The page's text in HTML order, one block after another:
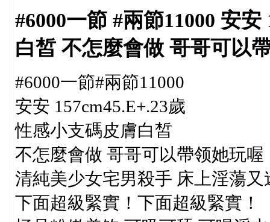
#6000一節 #兩節11000 安
白皙 不怎麼會做 哥哥可以
#6000一節#兩節11000
安安 157cm45.E+.23歲
性感小支碼皮膚白皙
不怎麼會做 哥哥可以帶领她玩喔
清純美少女宅男殺手 床上淫蕩又
下面超級緊實！下面超級緊實！